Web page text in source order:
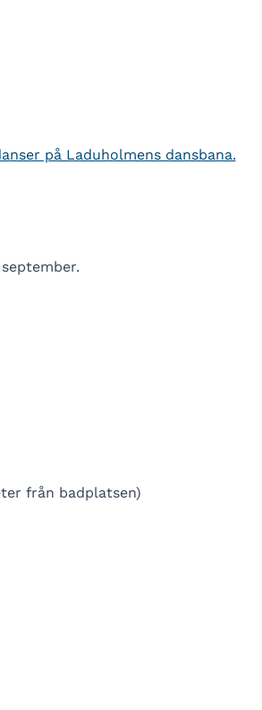
på Laduholmens dansbana.
från badplatsen)